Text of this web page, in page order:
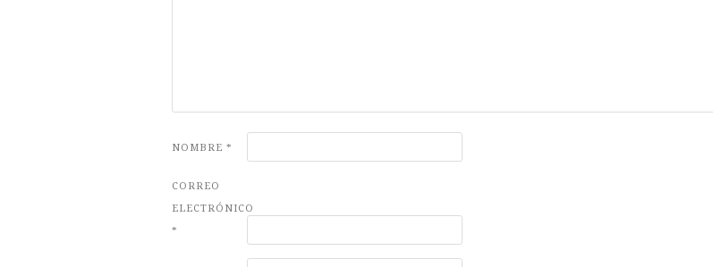
NOMBRE *
CORREO
ELECTRÓNICO
*